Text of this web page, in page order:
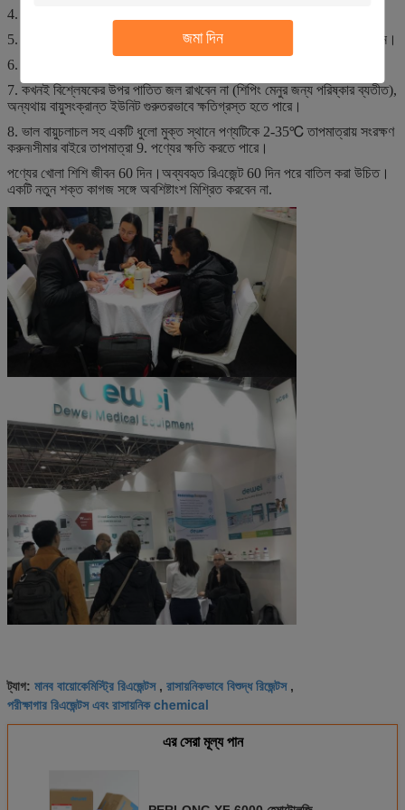
জমা দিন
4. ত্বকের যোগাযোগ: প্রচুর পানি দিয়ে ফ্লাশ করুন।
5. চোখের যোগাযোগ: প্রচুর পানি দিয়ে ফ্লাশ করুন।অবিলম্বে চিকিৎসা মনোযোগ পান।
6. এই কিট পেশাদারদের জন্য এবং শুধুমাত্র ভিট্রো ডায়াগনস্টিক ব্যবহারের জন্য।
7. কখনই বিশ্লেষকের উপর পাতিত জল রাখবেন না (শিপিং মেনুর জন্য পরিষ্কার ব্যতীত),
অন্যথায় বায়ুসংক্রান্ত ইউনিট গুরুতরভাবে ক্ষতিগ্রস্ত হতে পারে।
8. ভাল বায়ুচলাচল সহ একটি ধুলো মুক্ত স্থানে পণ্যটিকে 2-35℃ তাপমাত্রায় সংরক্ষণ
করুন৷সীমার বাইরে তাপমাত্রা 9. পণ্যের ক্ষতি করতে পারে।
পণ্যের খোলা শিশি জীবন 60 দিন।অব্যবহৃত রিএজেন্ট 60 দিন পরে বাতিল করা উচিত।
একটি নতুন শক্ত কাগজ সঙ্গে অবশিষ্টাংশ মিশ্রিত করবেন না.
ট্যাগ: মানব বায়োকেমিস্ট্রি রিএজেন্টস, রাসায়নিকভাবে বিশুদ্ধ রিজেন্টস,
পরীক্ষাগার রিএজেন্টস এবং রাসায়নিক chemical
এর সেরা মূল্য পান